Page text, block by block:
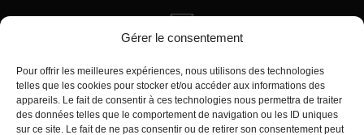
Gérer le consentement
Pour offrir les meilleures expériences, nous utilisons des technologies
telles que les cookies pour stocker et/ou accéder aux informations des
appareils. Le fait de consentir à ces technologies nous permettra de traiter
des données telles que le comportement de navigation ou les ID uniques
sur ce site. Le fait de ne pas consentir ou de retirer son consentement peut
manager@agentiamo.com